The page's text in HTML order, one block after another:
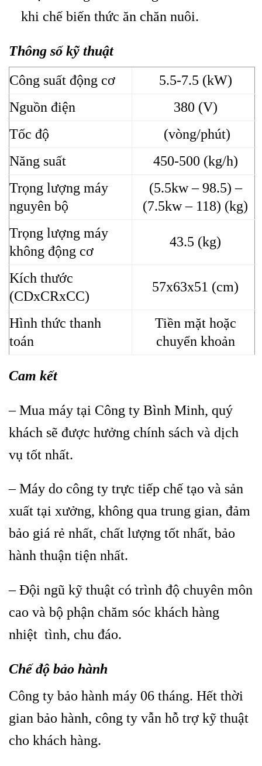
khi chế biến thức ăn chăn nuôi.
Thông số kỹ thuật
Công suất động cơ
5.5-7.5 (kW)
Nguồn điện
380 (V)
Tốc độ
(vòng/phút)
Năng suất
450-500 (kg/h)
Trọng lượng máy
nguyên bộ
(5.5kw – 98.5) –
(7.5kw – 118) (kg)
Trọng lượng máy
không động cơ
43.5 (kg)
Kích thước
(CDxCRxCC)
57x63x51 (cm)
Hình thức thanh
toán
Tiền mặt hoặc
chuyển khoản
Cam kết
– Mua máy tại Công ty Bình Minh, quý
khách sẽ được hưởng chính sách và dịch
vụ tốt nhất.
– Máy do công ty trực tiếp chế tạo và sản
xuất tại xưởng, không qua trung gian, đảm
bảo giá rẻ nhất, chất lượng tốt nhất, bảo
hành thuận tiện nhất.
– Đội ngũ kỹ thuật có trình độ chuyên môn
cao và bộ phận chăm sóc khách hàng
nhiệt tình, chu đáo.
Chế độ bảo hành
Công ty bảo hành máy 06 tháng. Hết thời
gian bảo hành, công ty vẫn hỗ trợ kỹ thuật
cho khách hàng.